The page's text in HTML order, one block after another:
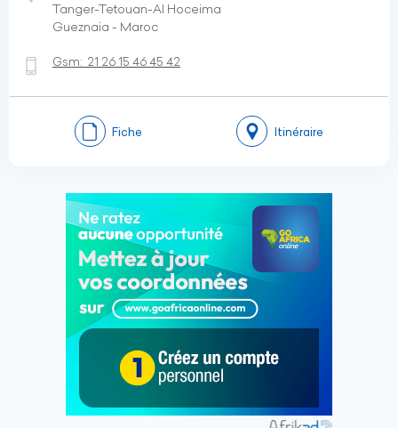
Tanger-Tetouan-Al Hoceima
Gueznaia - Maroc
Gsm: 21 26 15 46 45 42
Fiche Itinéraire